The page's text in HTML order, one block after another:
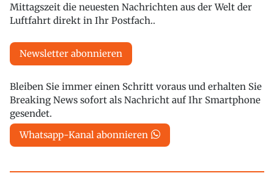
Mittagszeit die neuesten Nachrichten aus der Welt der
Luftfahrt direkt in Ihr Postfach..
Newsletter abonnieren
Bleiben Sie immer einen Schritt voraus und erhalten Sie
Breaking News sofort als Nachricht auf Ihr Smartphone
gesendet.
Whatsapp-Kanal abonnieren